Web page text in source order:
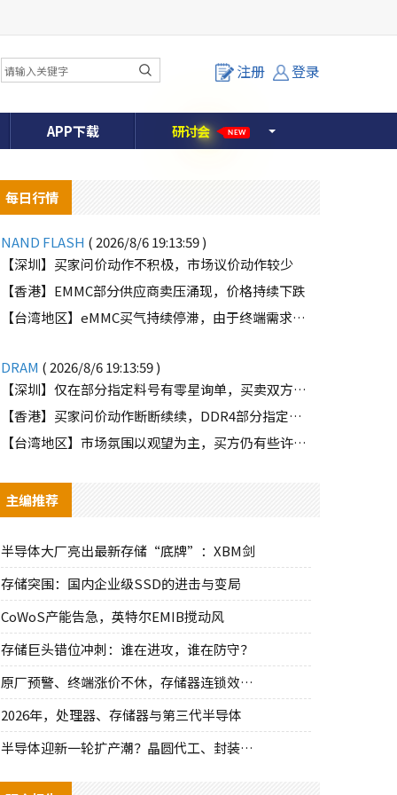
注册 登录
APP下载 研讨会 NEW
每日行情
NAND FLASH ( 2026/8/6 19:13:59 )
【深圳】买家问价动作不积极，市场议价动作较少
【香港】EMMC部分供应商卖压涌现，价格持续下跌
【台湾地区】eMMC买气持续停滞，由于终端需求未能好转
DRAM ( 2026/8/6 19:13:59 )
【深圳】仅在部分指定料号有零星询单，买卖双方价格仍有差距
【香港】买家问价动作断断续续，DDR4部分指定颗粒仍有些许询单
【台湾地区】市场氛围以观望为主，买方仍有些许零星询单释出
主编推荐
半导体大厂亮出最新存储“底牌”：XBM剑
存储突围：国内企业级SSD的进击与变局
CoWoS产能告急，英特尔EMIB搅动风
存储巨头错位冲刺：谁在进攻，谁在防守？
原厂预警、终端涨价不休，存储器连锁效应持
2026年，处理器、存储器与第三代半导体
半导体迎新一轮扩产潮？晶圆代工、封装、光